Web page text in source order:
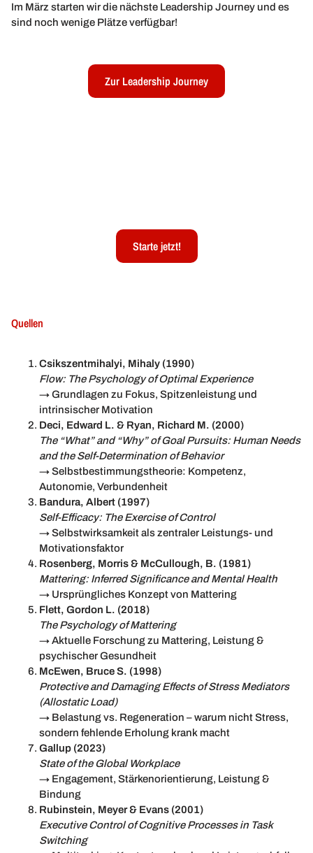
Im März starten wir die nächste Leadership Journey und es
sind noch wenige Plätze verfügbar!
Zur Leadership Journey
Starte jetzt!
Quellen
Csikszentmihalyi, Mihaly (1990)
Flow: The Psychology of Optimal Experience
→ Grundlagen zu Fokus, Spitzenleistung und
intrinsischer Motivation
Deci, Edward L. & Ryan, Richard M. (2000)
The “What” and “Why” of Goal Pursuits: Human Needs
and the Self-Determination of Behavior
→ Selbstbestimmungstheorie: Kompetenz,
Autonomie, Verbundenheit
Bandura, Albert (1997)
Self-Efficacy: The Exercise of Control
→ Selbstwirksamkeit als zentraler Leistungs- und
Motivationsfaktor
Rosenberg, Morris & McCullough, B. (1981)
Mattering: Inferred Significance and Mental Health
→ Ursprüngliches Konzept von Mattering
Flett, Gordon L. (2018)
The Psychology of Mattering
→ Aktuelle Forschung zu Mattering, Leistung &
psychischer Gesundheit
McEwen, Bruce S. (1998)
Protective and Damaging Effects of Stress Mediators
(Allostatic Load)
→ Belastung vs. Regeneration – warum nicht Stress,
sondern fehlende Erholung krank macht
Gallup (2023)
State of the Global Workplace
→ Engagement, Stärkenorientierung, Leistung &
Bindung
Rubinstein, Meyer & Evans (2001)
Executive Control of Cognitive Processes in Task
Switching